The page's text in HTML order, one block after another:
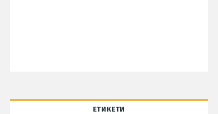
ЕТИКЕТИ